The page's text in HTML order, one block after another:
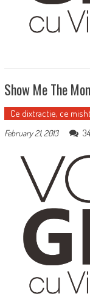
Show Me The
Ce dixtractie, ce
February 21, 2013
34